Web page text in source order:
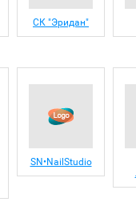
СК "Эридан"
SN•NailStudio